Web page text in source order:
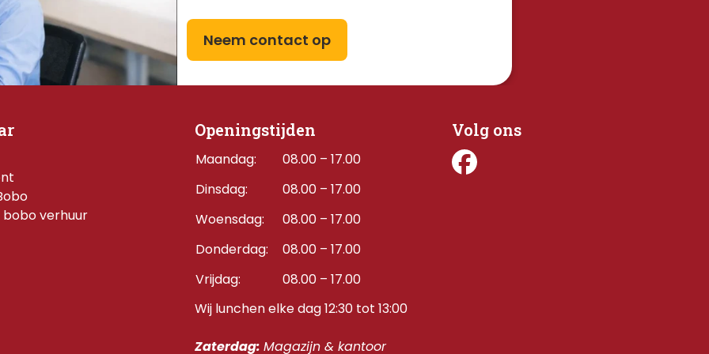
Neem contact op
verhuur
Openingstijden
Maandag:
08.00 – 17.00
Dinsdag:
08.00 – 17.00
Woensdag:
08.00 – 17.00
Donderdag: 08.00 – 17.00
Vrijdag:
08.00 – 17.00
Wij lunchen elke dag 12:30 tot 13:00
Zaterdag: Magazijn & kantoor
Volg ons